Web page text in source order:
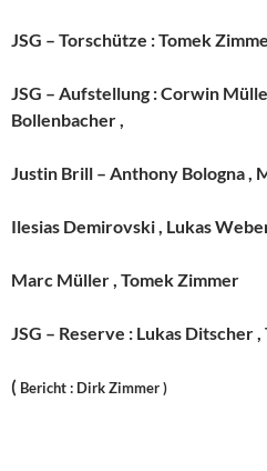
JSG – Torschütze : Tomek
JSG – Aufstellung : Corwin
Bollenbacher ,
Justin Brill – Anthony Bologna ,
Ilesias Demirovski , Lukas
Marc Müller , Tomek Zimmer
JSG – Reserve : Lukas Ditscher
( Bericht : Dirk Zimmer )